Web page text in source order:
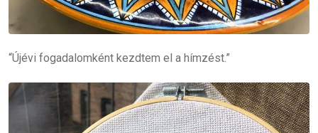
“Újévi fogadalomként kezdtem el a hímzést.”